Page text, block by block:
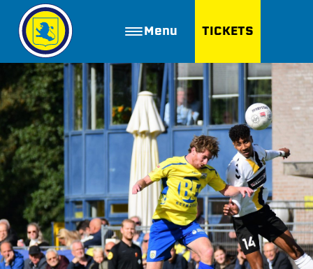
Menu TICKETS
ZOEKEN
Golfbaan Ter Specke
Webshop
Nieuws
Vacatures
Join FC Lisse
Aanmelden voor proeftraining